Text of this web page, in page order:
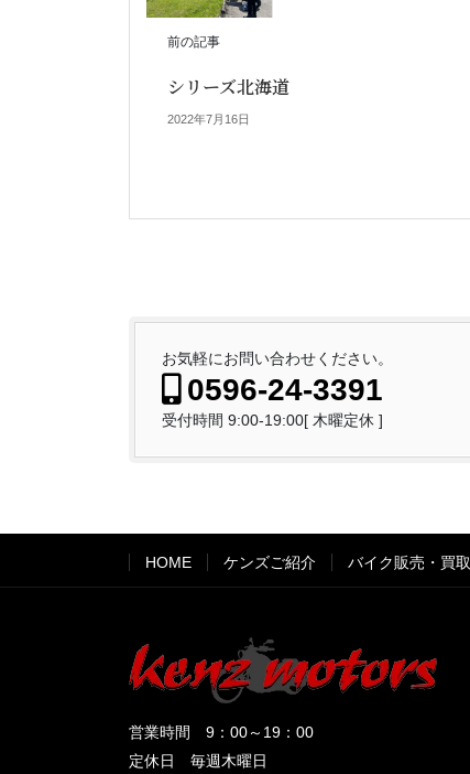
前の記事
シリーズ北海道
2022年7月16日
お気軽にお問い合わせください。
0596-24-3391
受付時間 9:00-19:00[ 木曜定休 ]
HOME ケンズご紹介 バイク販売・買取
営業時間 9：00～19：00
定休日 毎週木曜日